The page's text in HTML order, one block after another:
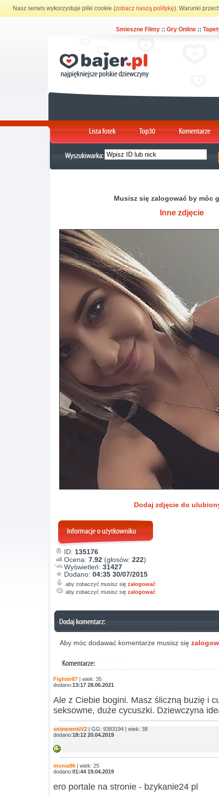
Nasz serwis wykorzystuje pliki cookie (zobacz naszą politykę). Warunki
Smieszne Filmy ::Gry Online ::
Musisz się zalogować by móc
Inne zdjęcie
Dodaj zdjęcie do
ID: 135176
Ocena: 7.92 (głosów: 222)
Wyświetleń: 31427
Dodano: 04:35 30/07/2015
aby zobaczyć musisz się zalogować
aby zobaczyć musisz się zalogować
Aby móc dodawać komentarze musisz się
Fighter87 | wiek: 35
dodano:13:17 28.06.2021
Ale z Ciebie bogini. Masz śliczną buzię i
seksowne, duże cycuszki. Dziewczyna
sniewienkiV2 | GG: 9383194 | wiek: 38
dodano:18:12 20.04.2019
monia96 | wiek: 25
dodano:01:44 19.04.2019
ero portale na stronie - bzykanie24 pl